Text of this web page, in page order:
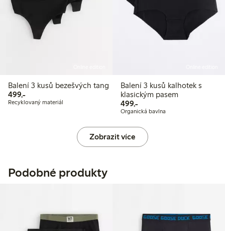
Balení 3 kusů bezešvých tang
499,-499,00 Kč
Recyklovaný materiál
Balení 3 kusů kalhotek s
klasickým pasem
499,-499,00 Kč
Organická bavlna
Zobrazit více
Podobné produkty